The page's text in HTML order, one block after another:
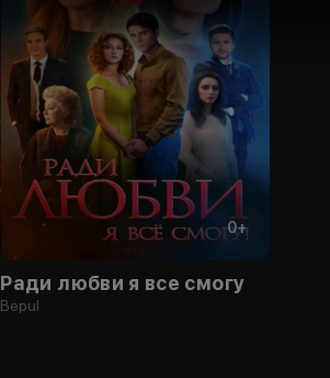
0+
Ради любви я все смогу
Bepul